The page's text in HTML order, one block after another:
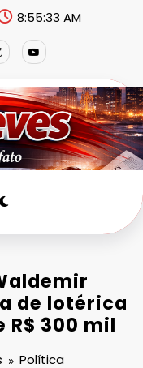
8:55:35 AM
de lotérica
R$ 300 mil
Política